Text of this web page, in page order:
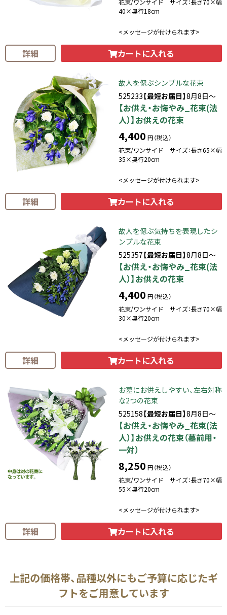
花束/ワンサイド サイズ：長さ70×幅
40×奥行18cm
<メッセージが付けられます>
詳細 カートに入れる
故人を偲ぶシンプルな花束
525233【最短お届日】8月8日～
【お供え・お悔やみ_花束(法
人）】お供えの花束
4,400 円（税込）
花束/ワンサイド サイズ：長さ65×幅
35×奥行20cm
<メッセージが付けられます>
詳細 カートに入れる
故人を偲ぶ気持ちを表現したシ
ンプルな花束
525357【最短お届日】8月8日～
【お供え・お悔やみ_花束(法
人）】お供えの花束
4,400 円（税込）
花束/ワンサイド サイズ：長さ70×幅
30×奥行20cm
<メッセージが付けられます>
詳細 カートに入れる
お墓にお供えしやすい、左右対称
な2つの花束
525158【最短お届日】8月8日～
【お供え・お悔やみ_花束(法
人）】お供えの花束（墓前用・
一対）
8,250 円（税込）
花束/ワンサイド サイズ：長さ70×幅
55×奥行20cm
<メッセージが付けられます>
詳細 カートに入れる
上記の価格帯、品種以外にもご予算に応じたギ
フトをご用意しています